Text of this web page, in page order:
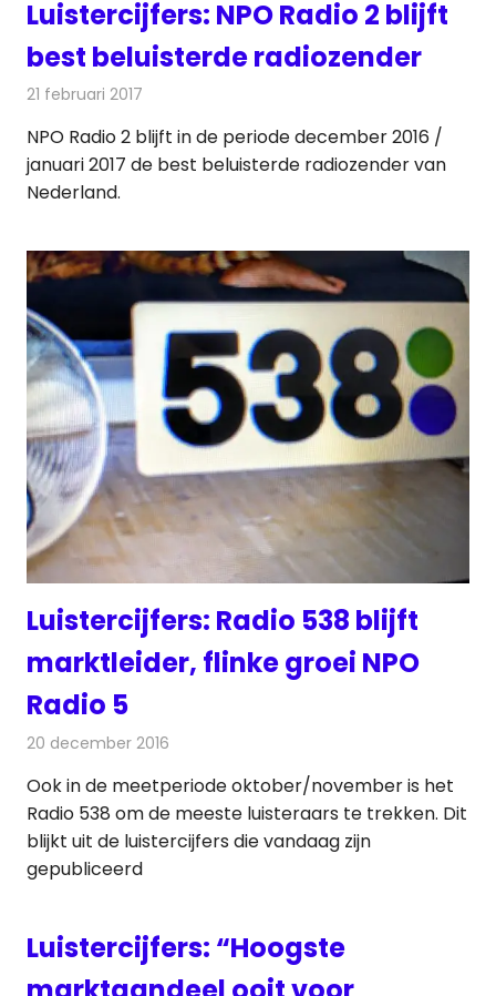
Luistercijfers: NPO Radio 2 blijft
best beluisterde radiozender
21 februari 2017
NPO Radio 2 blijft in de periode december 2016 /
januari 2017 de best beluisterde radiozender van
Nederland.
Luistercijfers: Radio 538 blijft
marktleider, flinke groei NPO
Radio 5
20 december 2016
Ook in de meetperiode oktober/november is het
Radio 538 om de meeste luisteraars te trekken. Dit
blijkt uit de luistercijfers die vandaag zijn
gepubliceerd
Luistercijfers: “Hoogste